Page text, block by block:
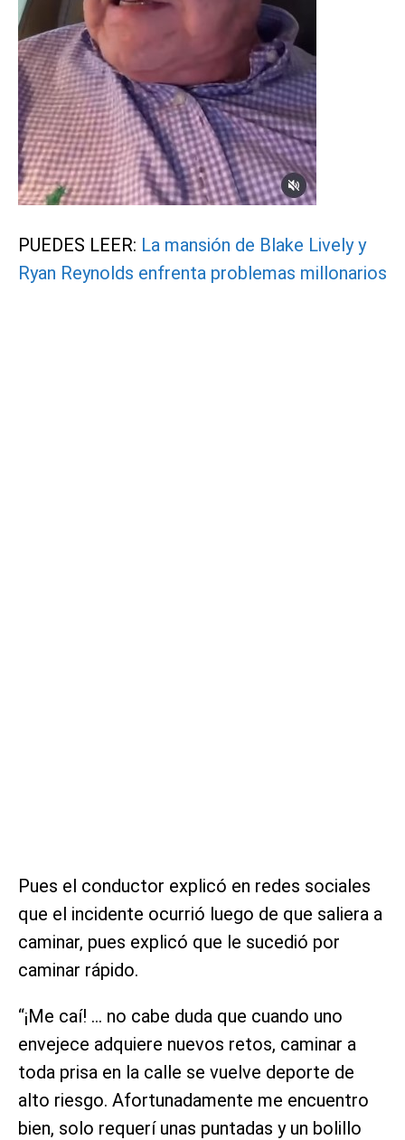
PUEDES LEER: La mansión de Blake Lively y
Ryan Reynolds enfrenta problemas millonarios
Pues el conductor explicó en redes sociales
que el incidente ocurrió luego de que saliera a
caminar, pues explicó que le sucedió por
caminar rápido.
“¡Me caí! … no cabe duda que cuando uno
envejece adquiere nuevos retos, caminar a
toda prisa en la calle se vuelve deporte de
alto riesgo. Afortunadamente me encuentro
bien, solo requerí unas puntadas y un bolillo